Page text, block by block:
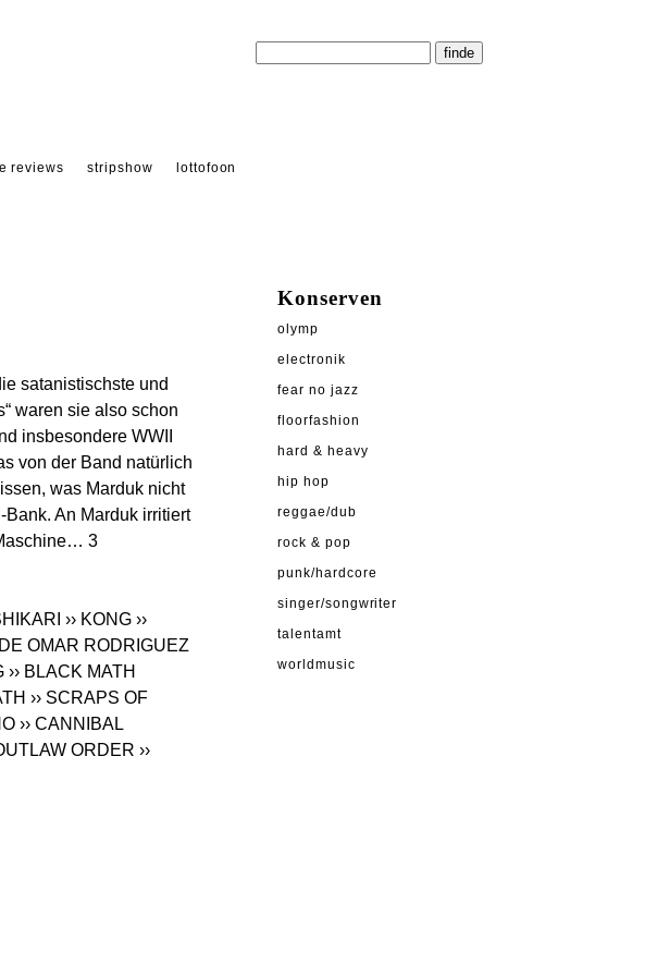
reviews stripshow lottofoon
satanistischste und
waren sie also schon
insbesondere WWII
von der Band natürlich
was Marduk nicht
An Marduk irritiert
3
›› KONG ››
OMAR RODRIGUEZ
›› BLACK MATH
›› SCRAPS OF
›› CANNIBAL
ORDER ››
Konserven
olymp
electronik
fear no jazz
floorfashion
hard & heavy
hip hop
reggae/dub
rock & pop
punk/hardcore
singer/songwriter
talentamt
worldmusic